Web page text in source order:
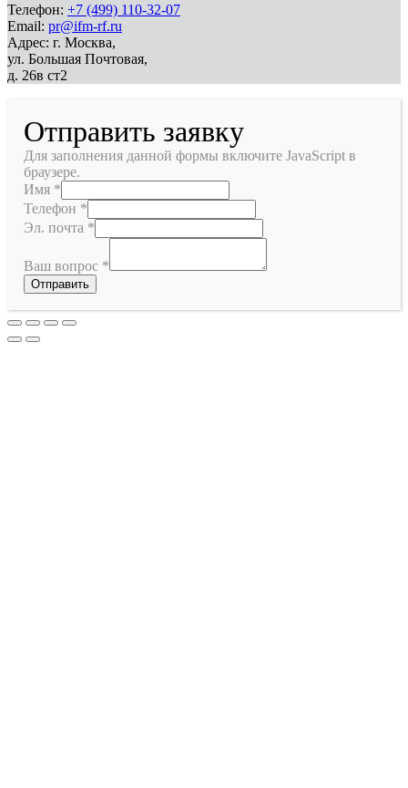
Телефон: +7 (499) 110-32-07
Email: pr@ifm-rf.ru
Адрес: г. Москва,
ул. Большая Почтовая,
д. 26в ст2
Отправить заявку
Для заполнения данной формы включите JavaScript в
браузере.
Имя *
Телефон *
Эл. почта *
Ваш вопрос *
Отправить